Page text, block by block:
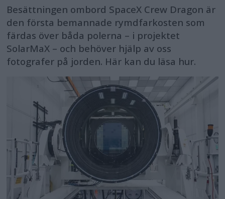
Besättningen ombord SpaceX Crew Dragon är
den första bemannade rymdfarkosten som
färdas över båda polerna – i projektet
SolarMaX – och behöver hjälp av oss
fotografer på jorden. Här kan du läsa hur.